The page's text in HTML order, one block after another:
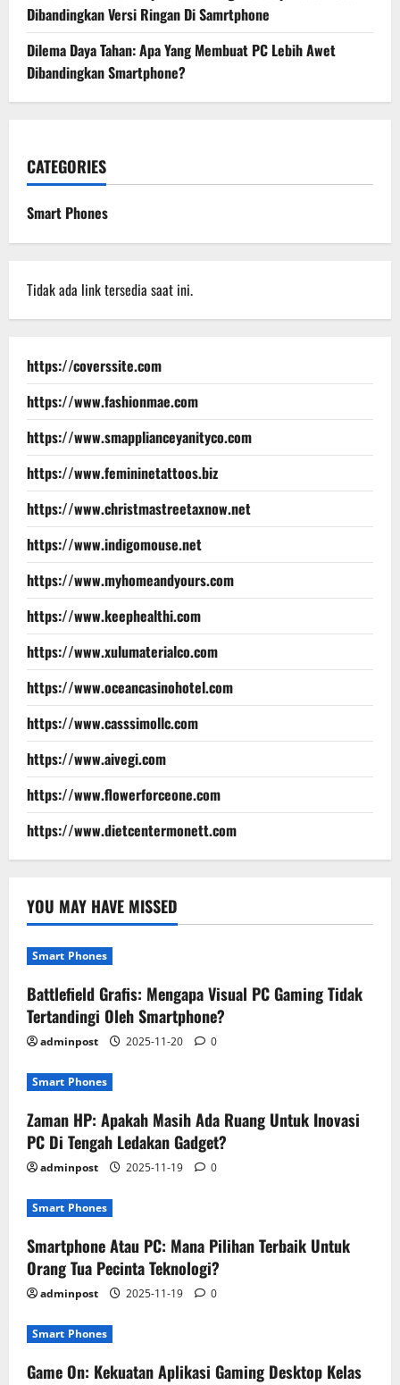
Dibandingkan Versi Ringan Di Samrtphone
Dilema Daya Tahan: Apa Yang Membuat PC Lebih Awet
Dibandingkan Smartphone?
CATEGORIES
Smart Phones
Tidak ada link tersedia saat ini.
https://coverssite.com
https://www.fashionmae.com
https://www.smapplianceyanityco.com
https://www.femininetattoos.biz
https://www.christmastreetaxnow.net
https://www.indigomouse.net
https://www.myhomeandyours.com
https://www.keephealthi.com
https://www.xulumaterialco.com
https://www.oceancasinohotel.com
https://www.casssimollc.com
https://www.aivegi.com
https://www.flowerforceone.com
https://www.dietcentermonett.com
YOU MAY HAVE MISSED
Smart Phones
Battlefield Grafis: Mengapa Visual PC Gaming Tidak
Tertandingi Oleh Smartphone?
adminpost 2025-11-20 0
Smart Phones
Zaman HP: Apakah Masih Ada Ruang Untuk Inovasi
PC Di Tengah Ledakan Gadget?
adminpost 2025-11-19 0
Smart Phones
Smartphone Atau PC: Mana Pilihan Terbaik Untuk
Orang Tua Pecinta Teknologi?
adminpost 2025-11-19 0
Smart Phones
Game On: Kekuatan Aplikasi Gaming Desktop Kelas